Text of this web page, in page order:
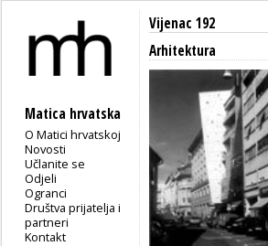
Matica hrvatska
O Matici hrvatskoj
Novosti
Učlanite se
Odjeli
Ogranci
Društva prijatelja i
partneri
Kontakt
Vijenac 192
Arhitektura